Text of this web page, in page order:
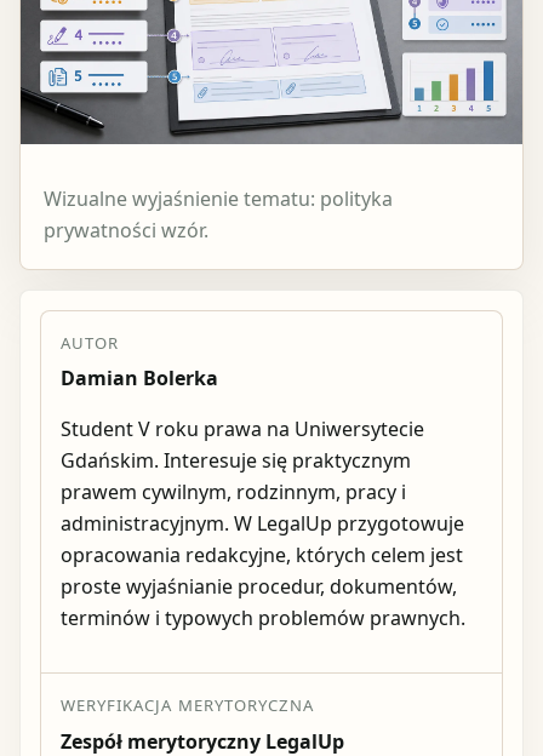
Wizualne wyjaśnienie tematu: polityka
prywatności wzór.
AUTOR
Damian Bolerka
Student V roku prawa na Uniwersytecie
Gdańskim. Interesuje się praktycznym
prawem cywilnym, rodzinnym, pracy i
administracyjnym. W LegalUp przygotowuje
opracowania redakcyjne, których celem jest
proste wyjaśnianie procedur, dokumentów,
terminów i typowych problemów prawnych.
WERYFIKACJA MERYTORYCZNA
Zespół merytoryczny LegalUp